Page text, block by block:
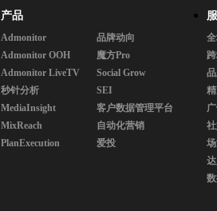
产品
Admonitor
Admonitor OOH
Admonitor LiveTV
秒针分析
MediaInsight
MixReach
PlanExecution
品牌动向
魔方Pro
Social Grow
SEI
客户数据管理平台
自动化营销
爱投